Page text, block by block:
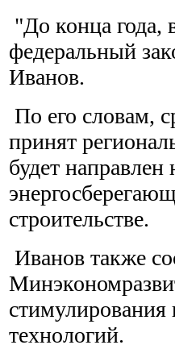
"До конца года,
федеральный
Иванов.
По его словам,
принят
будет
строительстве.
Иванов также
стимулирования
технологий.